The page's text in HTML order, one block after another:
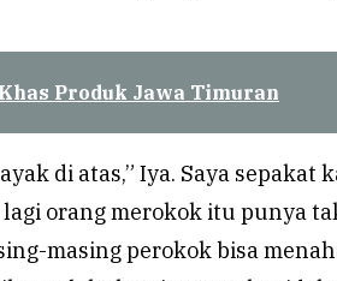
Produk Jawa Timuran
di atas,” Iya. Saya sepakat
orang merokok itu punya
masing perokok bisa